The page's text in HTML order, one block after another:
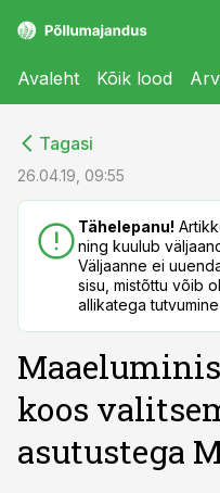
Avaleht Kõik lood
Tagasi
26.04.19, 09:55
Tähelepanu!
ning kuulub
Väljaanne ei
sisu, mistõttu võib
allikatega tutvumine
koos
asutustega